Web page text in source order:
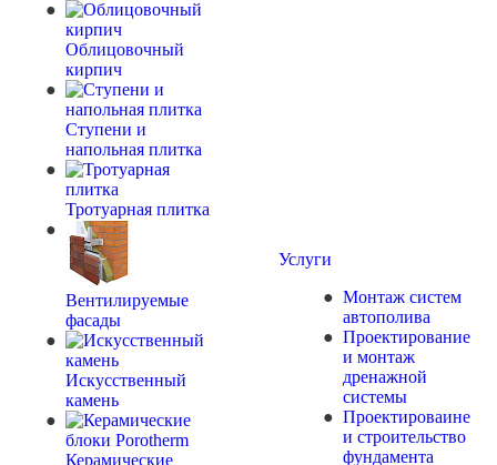
Облицовочный
кирпич
Ступени и
напольная плитка
Тротуарная плитка
Вентилируемые
фасады
Искусственный
камень
Керамические
Услуги
Монтаж систем
автополива
Проектирование
и монтаж
дренажной
системы
Проектироваине
и строительство
фундамента